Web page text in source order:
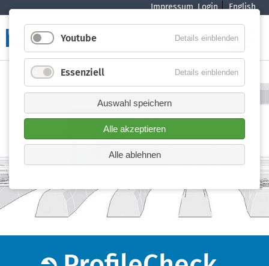
überspringen
Impressum Login English
Youtube Details einblenden
Essenziell Details einblenden
Auswahl speichern
Alle akzeptieren
Alle ablehnen